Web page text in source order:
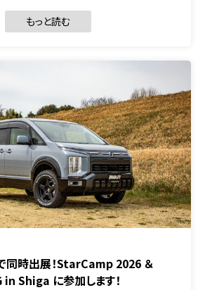
もっと読む
同時出展！StarCamp 2026 ＆
Shiga に参加します！